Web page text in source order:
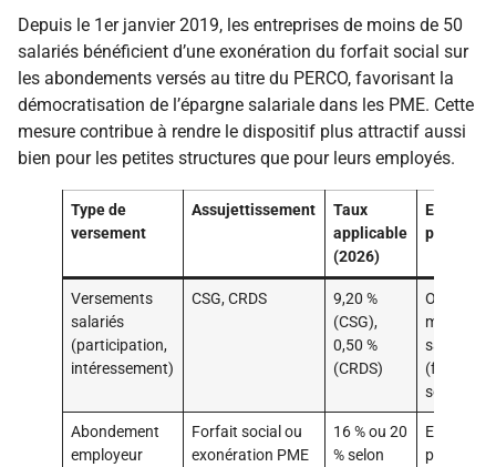
Depuis le 1er janvier 2019, les entreprises de moins de 50
salariés bénéficient d’une exonération du forfait social sur
les abondements versés au titre du PERCO, favorisant la
démocratisation de l’épargne salariale dans les PME. Cette
mesure contribue à rendre le dispositif plus attractif aussi
bien pour les petites structures que pour leurs employés.
Type de
versement
Assujettissement
Taux
applicable
(2026)
possibles
Versements
salariés
(participation,
intéressement)
CSG, CRDS
9,20 %
(CSG),
0,50 %
(CRDS)
Oui, pour
moins de
salariés
(forfait
social)
Abondement
employeur
Forfait social ou
exonération PME
16 % ou 20
% selon
possible